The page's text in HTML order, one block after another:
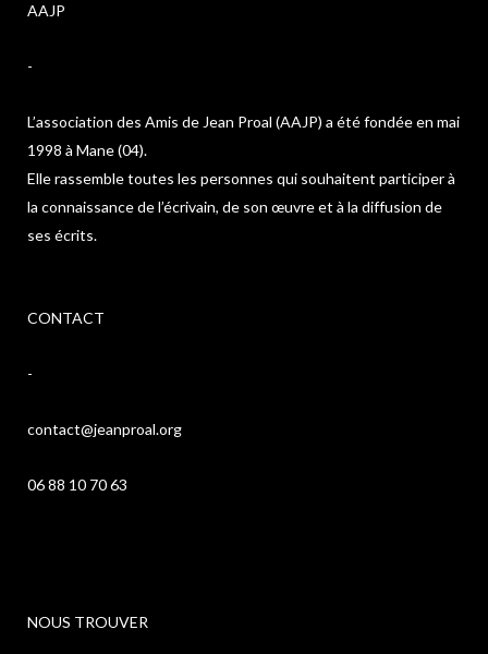
AAJP
-
L’association des Amis de Jean Proal (AAJP) a été fondée en mai
1998 à Mane (04).
Elle rassemble toutes les personnes qui souhaitent participer à
la connaissance de l’écrivain, de son œuvre et à la diffusion de
ses écrits.
CONTACT
-
contact@jeanproal.org
06 88 10 70 63
NOUS TROUVER